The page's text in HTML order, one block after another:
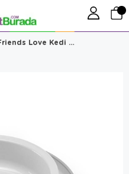
Moderna Trendy Friends Love Kedi Mama Kabı 210 Ml